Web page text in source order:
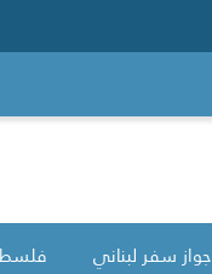
جواز سفر لبناني